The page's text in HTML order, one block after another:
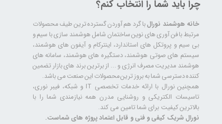
چرا باید شما را انتخاب کنم؟
خانه هوشمند نورالبا گرد هم آوردن گسترده ترین طیف محصولات
مرتبط با فن آوری های نوین ساختمان شامل هوشمند سازی با سیم و
بی سیم و پروتکل های استاندارد، اینترکام و آیفون های هوشمند،
سیستم های صوتی هوشمند، دستگیره های هوشمند، سامانه های
هوشمند مدیریت مصرف انرژی و ... از برترین برند های بازار تضمین
کننده دسترسی شما به بروز ترین محصولات این صنعت می باشد.
همچنین نورال با ارائه خدمات تخصصی IT و شبکه، فیبر نوری،
تاسیسات الکتریکی و روشنایی مدرن همه نیازمندی شما را با
بالاترین کیفیت برای شما تامین می کند.
نورال شریک کیفی و فنی و قابل اعتماد پروژه های شماست.